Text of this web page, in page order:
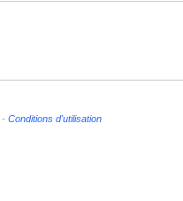
- Conditions d'utilisation